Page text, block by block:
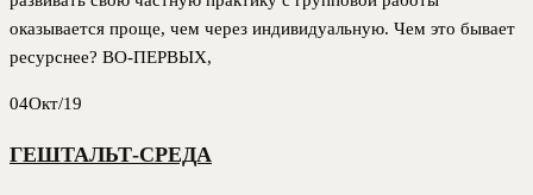
оказывается проще, чем через индивидуальную. Чем это бывает
ресурснее? ВО-ПЕРВЫХ,
04Окт/19
ГЕШТАЛЬТ-СРЕДА